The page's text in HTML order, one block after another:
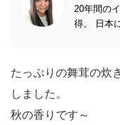
20年間の
得。 日本
たっぷりの舞茸の炊
しました。
秋の香りです～